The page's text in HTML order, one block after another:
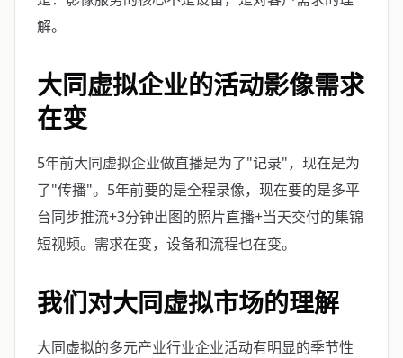
解。
大同虚拟企业的活动影像需求
在变
5年前大同虚拟企业做直播是为了"记录"，现在是为
了"传播"。5年前要的是全程录像，现在要的是多平
台同步推流+3分钟出图的照片直播+当天交付的集锦
短视频。需求在变，设备和流程也在变。
我们对大同虚拟市场的理解
大同虚拟的多元产业行业企业活动有明显的季节性